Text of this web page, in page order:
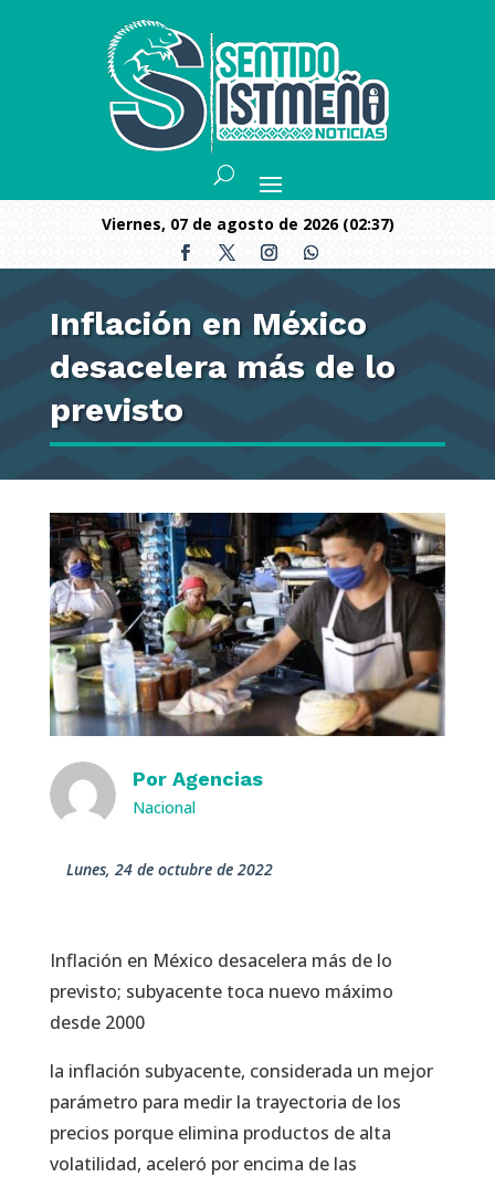
viernes, 07 de agosto de 2026 (02:37)
Inflación en México
desacelera más de lo
previsto
Por Agencias
Nacional
lunes, 24 de octubre de 2022
Inflación en México desacelera más de lo
previsto; subyacente toca nuevo máximo
desde 2000
la inflación subyacente, considerada un mejor
parámetro para medir la trayectoria de los
precios porque elimina productos de alta
volatilidad, aceleró por encima de las